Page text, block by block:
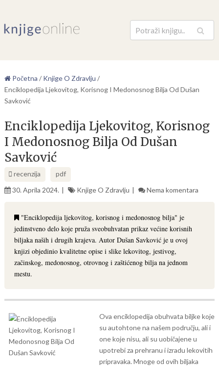
Pretraga
Početna / Knjige O Zdravlju /
Enciklopedija Ljekovitog, Korisnog I Medonosnog Bilja Od Dušan
Savković
Enciklopedija Ljekovitog, Korisnog
I Medonosnog Bilja Od Dušan
Savković
recenzija
pdf
30. Aprila 2024.
Knjige O Zdravlju Nema komentara
"Enciklopedija ljekovitog, korisnog i medonosnog bilja" je
jedinstveno delo koje pruža sveobuhvatan prikaz većine korisnih
biljaka naših i drugih krajeva. Autor Dušan Savković je u ovoj
knjizi objedinio kvalitetne opise i slike lekovitog, jestivog,
začinskog, medonosnog, otrovnog i zaštićenog bilja na jednom
mestu.
Ova enciklopedija obuhvata biljke koje
su autohtone na našem području, ali i
one koje nisu, ali su uobičajene u
upotrebi za prehranu i izradu lekovitih
pripravaka. Mnoge od ovih biljaka